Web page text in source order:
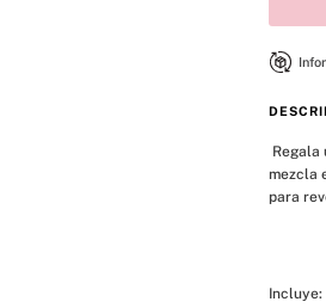
mezcla
para
Incluye: